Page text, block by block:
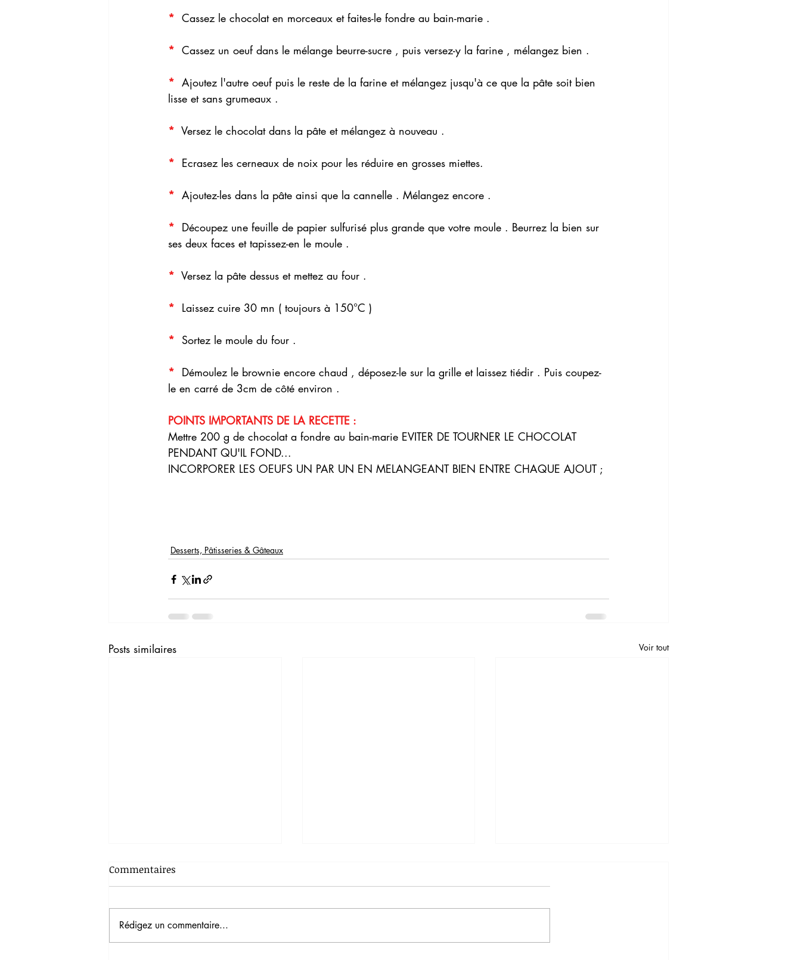
* Cassez le chocolat en morceaux et faites-le fondre au bain-marie .
* Cassez un oeuf dans le mélange beurre-sucre , puis versez-y la farine , mélangez bien .
* Ajoutez l'autre oeuf puis le reste de la farine et mélangez jusqu'à ce que la pâte soit bien
lisse et sans grumeaux .
* Versez le chocolat dans la pâte et mélangez à nouveau .
* Ecrasez les cerneaux de noix pour les réduire en grosses miettes.
* Ajoutez-les dans la pâte ainsi que la cannelle . Mélangez encore .
* Découpez une feuille de papier sulfurisé plus grande que votre moule . Beurrez la bien sur
ses deux faces et tapissez-en le moule .
* Versez la pâte dessus et mettez au four .
*
  Laissez cuire 30 mn ( toujours à 150°C )
* Sortez le moule du four .
* Démoulez le brownie encore chaud , déposez-le sur la grille et laissez tiédir . Puis coupez-
le en carré de 3cm de côté environ .
POINTS IMPORTANTS DE LA RECETTE :
Mettre 200 g de chocolat a fondre au bain-marie EVITER DE TOURNER LE CHOCOLAT
PENDANT QU'IL FOND...
INCORPORER LES OEUFS UN PAR UN EN MELANGEANT BIEN ENTRE CHAQUE AJOUT ;
Desserts, Pâtisseries & Gâteaux
Posts similaires Voir tout
Commentaires
Rédigez un commentaire...